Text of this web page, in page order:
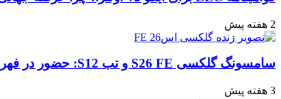
2 هفته پیش
سامسونگ گلکسی S26 FE و تب S12: حضور در فهرست‌های آنلاین گوگل و پیش‌بینی عرضه در پاییز ۱۴۰۵
3 هفته پیش